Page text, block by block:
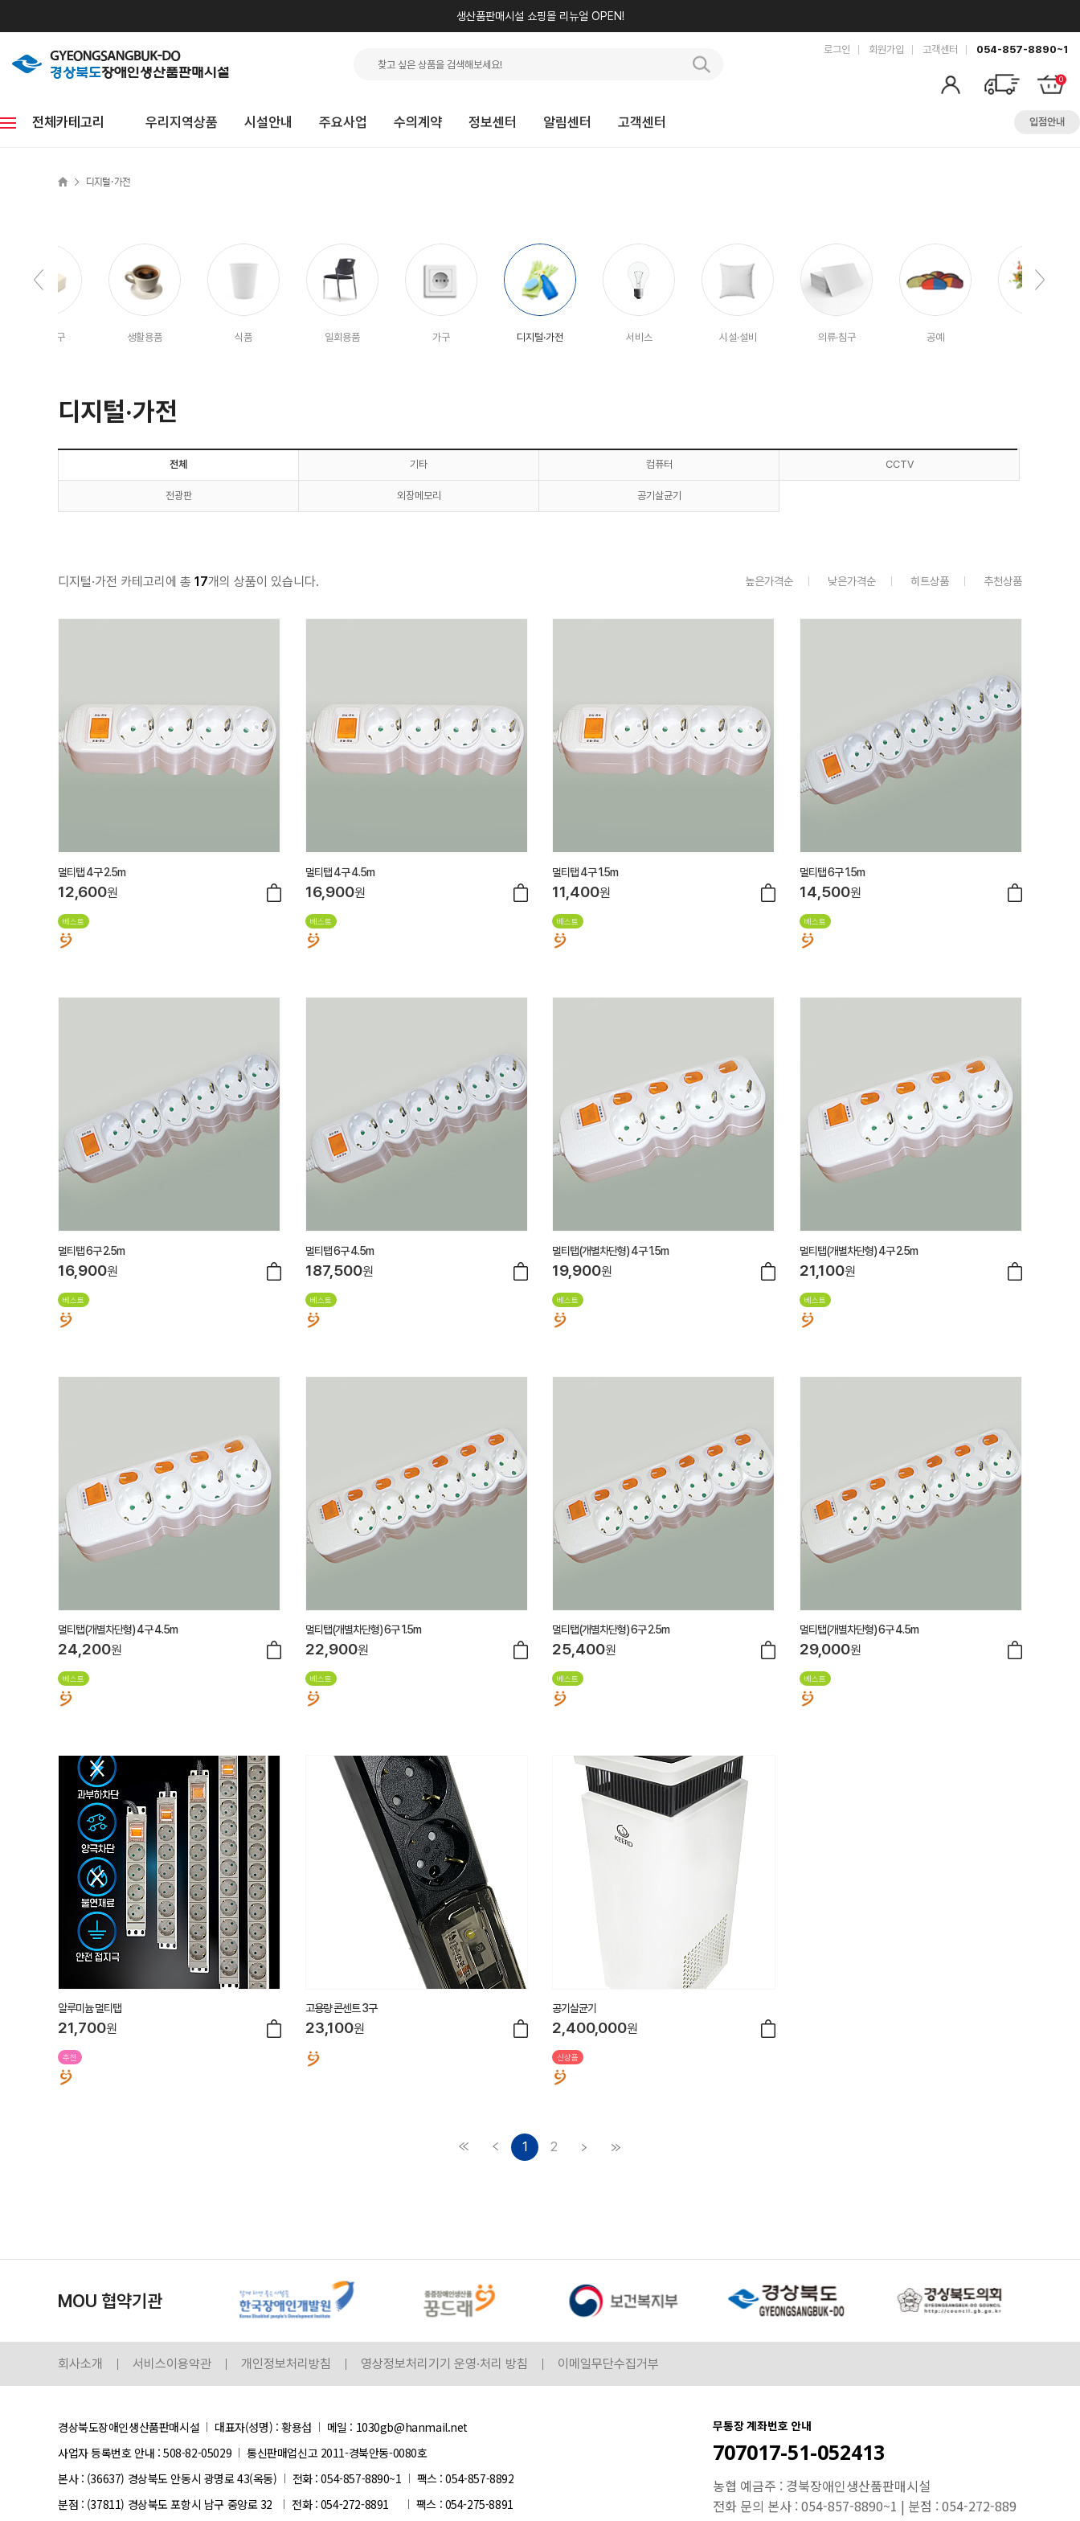
생산품판매시설 쇼핑몰 리뉴얼 OPEN!
로그인 회원가입 고객센터 054-857-8890~1
0
전체카테고리 우리지역상품 시설안내 주요사업 수의계약 정보센터 알림센터 고객센터 입점안내
> 디지털·가전
사무·문구 생활용품 식품 일회용품 가구 디지털·가전 서비스 시설·설비 의류·침구 공예
디지털·가전
전체 기타 컴퓨터 CCTV
전광판 외장메모리 공기살균기
디지털·가전 카테고리에 총 17개의 상품이 있습니다. 높은가격순 낮은가격순 히트상품 추천상품
멀티탭 4구 2.5m
12,600원
베스트
멀티탭 4구 4.5m
16,900원
베스트
멀티탭 4구 1.5m
11,400원
베스트
멀티탭 6구 1.5m
14,500원
베스트
멀티탭 6구 2.5m
16,900원
베스트
멀티탭 6구 4.5m
187,500원
베스트
멀티탭(개별차단형) 4구 1.5m
19,900원
베스트
멀티탭(개별차단형) 4구 2.5m
21,100원
베스트
멀티탭(개별차단형) 4구 4.5m
24,200원
베스트
멀티탭(개별차단형) 6구 1.5m
22,900원
베스트
멀티탭(개별차단형) 6구 2.5m
25,400원
베스트
멀티탭(개별차단형) 6구 4.5m
29,000원
베스트
알루미늄 멀티탭
21,700원
추천
고용량 콘센트 3구
23,100원
공기살균기
2,400,000원
신상품
1 2
MOU 협약기관
회사소개 서비스이용약관 개인정보처리방침 영상정보처리기기 운영·처리 방침 이메일무단수집거부
경상북도장애인생산품판매시설 대표자(성명) : 황용섭
메일 : 1030gb@hanmail.net
사업자 등록번호 안내 :508-82-05029
통신판매업신고 2011-경북안동-0080호
본사 : (36637) 경상북도 안동시 광명로 43(옥동)
전화 : 054-857-8890~1
팩스 : 054-857-8892
분점 : (37811) 경상북도 포항시 남구 중앙로 32
전화 : 054-272-8891 팩스 : 054-275-8891
무통장 계좌번호 안내
707017-51-052413
농협 예금주 : 경북장애인생산품판매시설
전화 문의 본사 : 054-857-8890~1 | 분점 : 054-272-889